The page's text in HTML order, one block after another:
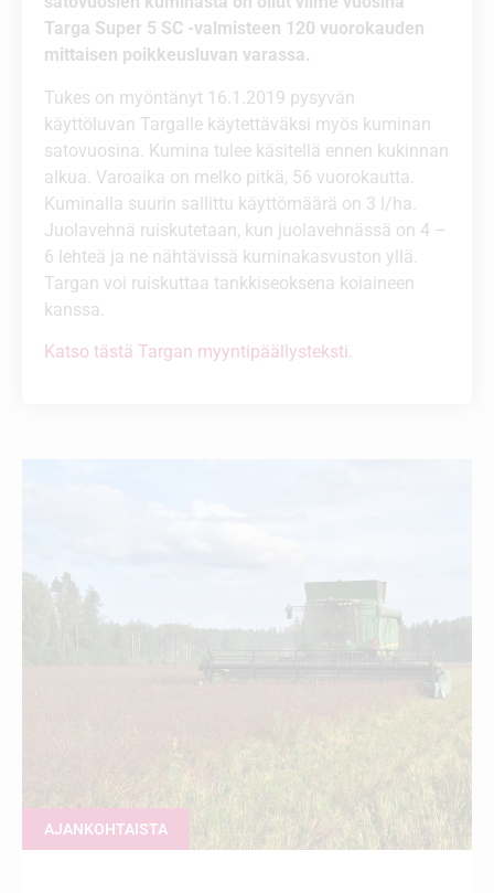
Targa Super 5 SC -valmisteen 120 vuorokauden
mittaisen poikkeusluvan varassa.
Tukes on myöntänyt 16.1.2019 pysyvän
käyttöluvan Targalle käytettäväksi myös kuminan
satovuosina. Kumina tulee käsitellä ennen kukinnan
alkua. Varoaika on melko pitkä, 56 vuorokautta.
Kuminalla suurin sallittu käyttömäärä on 3 l/ha.
Juolavehnä ruiskutetaan, kun juolavehnässä on 4 –
6 lehteä ja ne nähtävissä kuminakasvuston yllä.
Targan voi ruiskuttaa tankkiseoksena koiaineen
kanssa.
Katso tästä Targan myyntipäällysteksti
AJANKOHTAISTA